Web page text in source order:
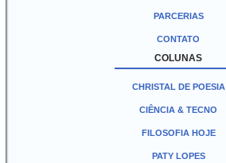
PARCERIAS
CONTATO
COLUNAS
CHRISTAL DE POESIA
CIÊNCIA & TECNO
FILOSOFIA HOJE
PATY LOPES